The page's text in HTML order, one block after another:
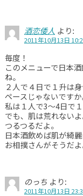
酒恋倭人 より:
2011年10月13日
毎度！
このメニューで日本
ね。
２人で４日で１升は
ペースじゃないですか
私は１人で3～4日で１
でも、肌は荒れないよ
つるつるだよ。
日本酒飲めば肌が綺麗
お相撲さんがそうだよ
のっち より:
2011年10月13日